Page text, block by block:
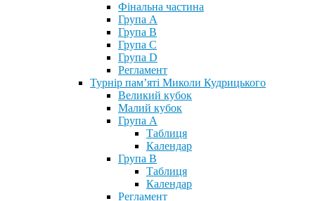
Фінальна частина
Група А
Група В
Група С
Група D
Регламент
Турнір пам’яті Миколи Кудрицького
Великий кубок
Малий кубок
Група А
Таблиця
Календар
Група В
Таблиця
Календар
Регламент